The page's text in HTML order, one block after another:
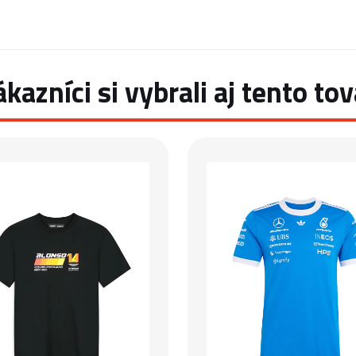
si vybrali aj tento